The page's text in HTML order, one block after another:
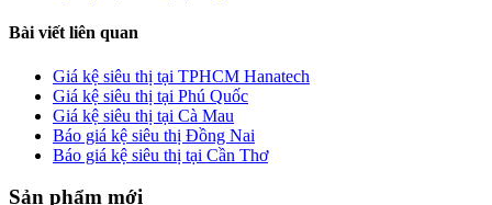
Bài viết liên quan
Giá kệ siêu thị tại TPHCM Hanatech
Giá kệ siêu thị tại Phú Quốc
Giá kệ siêu thị tại Cà Mau
Báo giá kệ siêu thị Đồng Nai
Báo giá kệ siêu thị tại Cần Thơ
Sản phẩm mới